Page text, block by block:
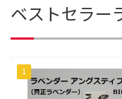
ベストセラー